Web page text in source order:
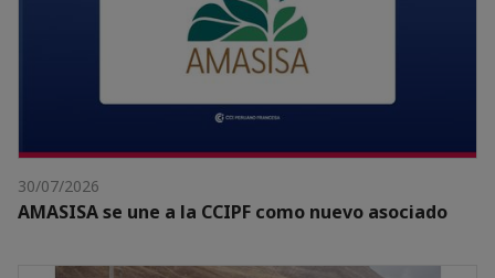
30/07/2026
AMASISA se une a la CCIPF como nuevo asociado